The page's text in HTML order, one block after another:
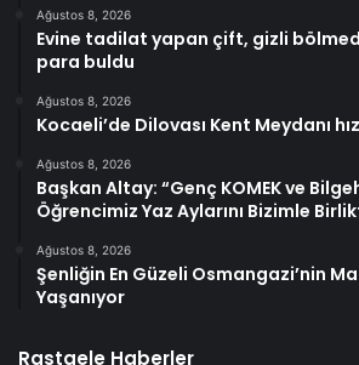
Ağustos 8, 2026
Evine tadilat yapan çift, gizli
para buldu
Ağustos 8, 2026
Kocaeli’de Dilovası Kent Meydanı
Ağustos 8, 2026
Başkan Altay: “Genç KOMEK ve
Öğrencimiz Yaz Aylarını Bizimle
Ağustos 8, 2026
Şenliğin En Güzeli Osmangazi’nin
Yaşanıyor
Rastgele Haberler